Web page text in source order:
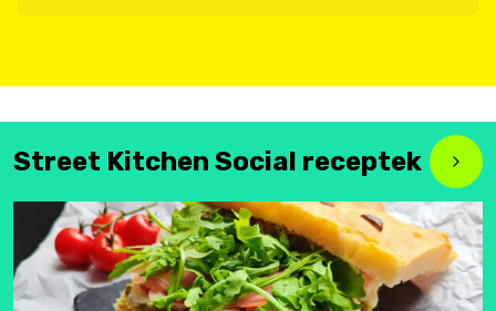
Street Kitchen Social receptek